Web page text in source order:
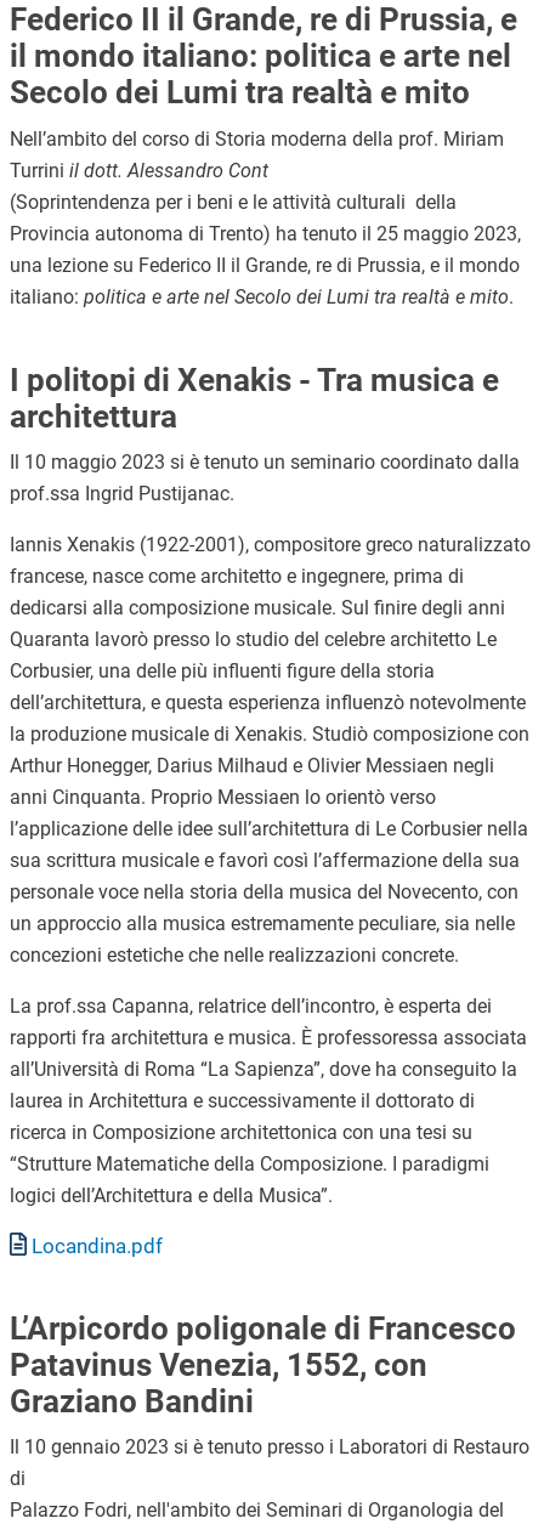
Federico II il Grande, re di Prussia, e
il mondo italiano: politica e arte nel
Secolo dei Lumi tra realtà e mito
Nell’ambito del corso di Storia moderna della prof. Miriam
Turrini il dott. Alessandro Cont
(Soprintendenza per i beni e le attività culturali della
Provincia autonoma di Trento) ha tenuto il 25 maggio 2023,
una lezione su Federico II il Grande, re di Prussia, e il mondo
italiano: politica e arte nel Secolo dei Lumi tra realtà e mito.
I politopi di Xenakis - Tra musica e
architettura
Il 10 maggio 2023 si è tenuto un seminario coordinato dalla
prof.ssa Ingrid Pustijanac.
Iannis Xenakis (1922-2001), compositore greco naturalizzato
francese, nasce come architetto e ingegnere, prima di
dedicarsi alla composizione musicale. Sul finire degli anni
Quaranta lavorò presso lo studio del celebre architetto Le
Corbusier, una delle più influenti figure della storia
dell’architettura, e questa esperienza influenzò notevolmente
la produzione musicale di Xenakis. Studiò composizione con
Arthur Honegger, Darius Milhaud e Olivier Messiaen negli
anni Cinquanta. Proprio Messiaen lo orientò verso
l’applicazione delle idee sull’architettura di Le Corbusier nella
sua scrittura musicale e favorì così l’affermazione della sua
personale voce nella storia della musica del Novecento, con
un approccio alla musica estremamente peculiare, sia nelle
concezioni estetiche che nelle realizzazioni concrete.
La prof.ssa Capanna, relatrice dell’incontro, è esperta dei
rapporti fra architettura e musica. È professoressa associata
all’Università di Roma “La Sapienza”, dove ha conseguito la
laurea in Architettura e successivamente il dottorato di
ricerca in Composizione architettonica con una tesi su
“Strutture Matematiche della Composizione. I paradigmi
logici dell’Architettura e della Musica”.
Documento
Locandina.pdf
L’Arpicordo poligonale di Francesco
Patavinus Venezia, 1552, con
Graziano Bandini
Il 10 gennaio 2023 si è tenuto presso i Laboratori di Restauro
di
Palazzo Fodri, nell'ambito dei Seminari di Organologia del